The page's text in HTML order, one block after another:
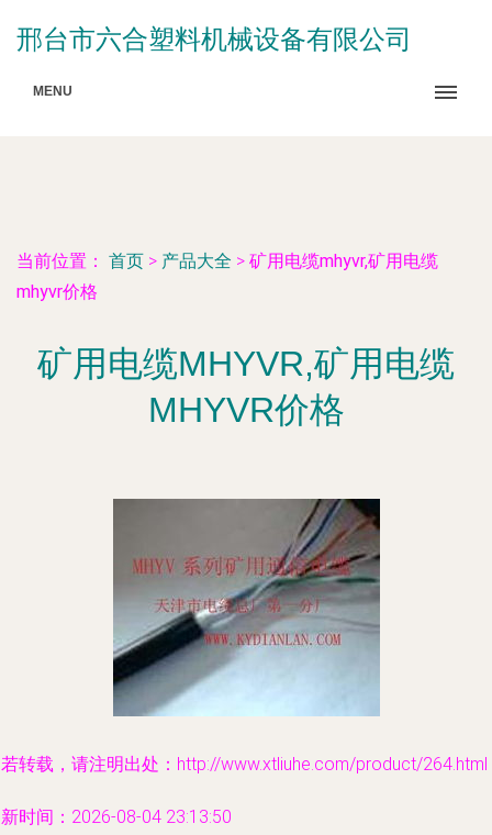
邢台市六合塑料机械设备有限公司
MENU
当前位置： 首页 > 产品大全 > 矿用电缆mhyvr,矿用电缆
mhyvr价格
矿用电缆MHYVR,矿用电缆
MHYVR价格
转载，请注明出处：http://www.xtliuhe.com/product/264.html
时间：2026-08-04 23:13:50